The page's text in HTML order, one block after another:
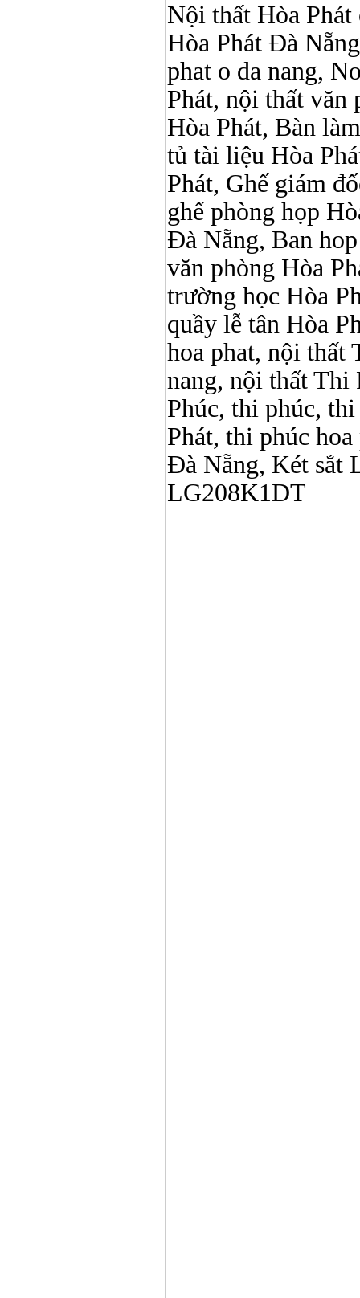
Nội thất Hòa
Hòa Phát Đà
phat o da nang,
Phát, nội thất văn
Hòa Phát, Bàn
tủ tài liệu Hòa
Phát, Ghế giám
ghế phòng họp
Đà Nẵng, Ban
văn phòng Hòa
trường học Hòa
quầy lễ tân Hòa
hoa phat, nội thất
nang, nội thất Thi
Phúc, thi phúc,
Phát, thi phúc
Đà Nẵng, Két sắt
LG208K1DT